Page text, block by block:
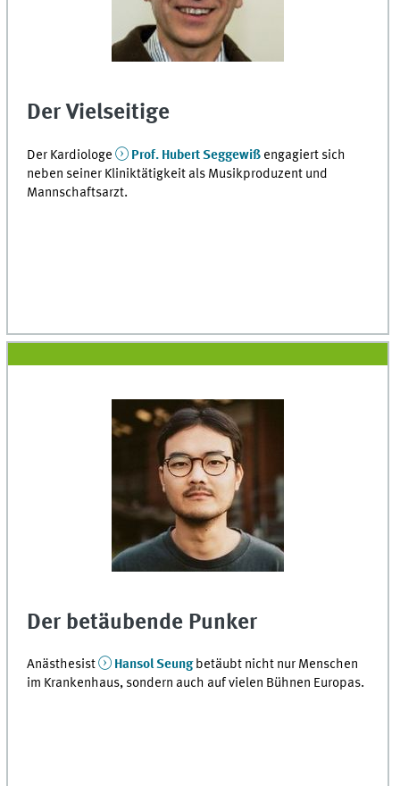
Der Vielseitige
Der Kardiologe Prof. Hubert Seggewiß engagiert sich
neben seiner Kliniktätigkeit als Musikproduzent und
Mannschaftsarzt.
Der betäubende Punker
Anästhesist Hansol Seungbetäubt nicht nur Menschen
im Krankenhaus, sondern auch auf vielen Bühnen Europas.